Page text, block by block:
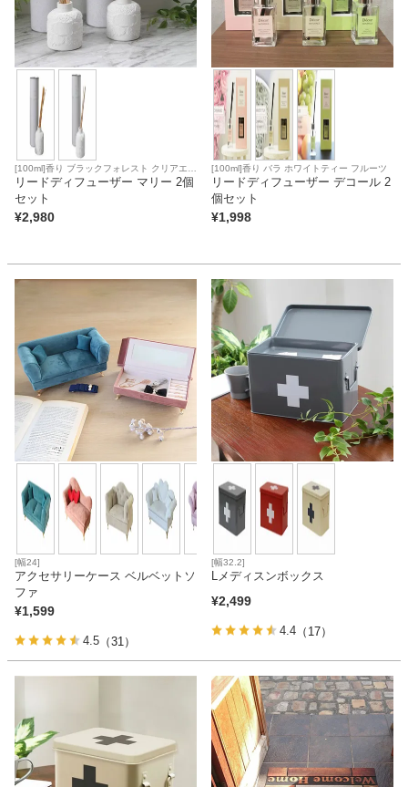
[100ml]香り ブラックフォレスト クリアエア
ー
リードディフューザー マリー 2個
セット
¥2,980
[100ml]香り バラ ホワイトティー フルーツ
リードディフューザー デコール 2
個セット
¥1,998
[幅24]
アクセサリーケース ベルベットソ
ファ
¥1,599
4.5 （31）
[幅32.2]
Lメディスンボックス
¥2,499
4.4 （17）